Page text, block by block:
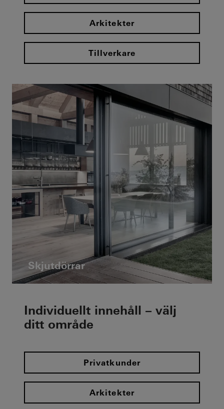
Arkitekter
Tillverkare
Skjutdörrar
Individuellt innehåll – välj
ditt område
Privatkunder
Arkitekter